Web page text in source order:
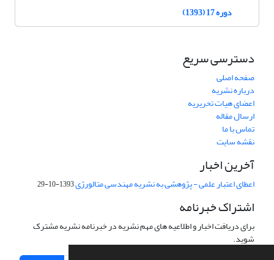
دوره 17 (1393)
دسترسی سریع
صفحه اصلی
درباره نشریه
اعضای هیات تحریریه
ارسال مقاله
تماس با ما
نقشه سایت
آخرین اخبار
اعطای اعتبار علمی - پژوهشی به نشریه مهندسی متالورژی1393-10-29
اشتراک خبرنامه
برای دریافت اخبار و اطلاعیه های مهم نشریه در خبرنامه نشریه مشترک
شوید.